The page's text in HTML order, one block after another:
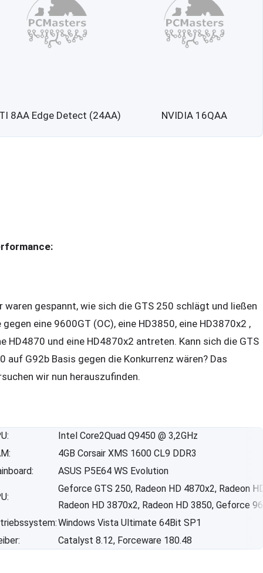
8AA Edge Detect (24AA) NVIDIA 16QAA
waren gespannt, wie sich die GTS 250 schlägt und ließen
gegen eine 9600GT (OC), eine HD3850, eine HD3870x2 ,
HD4870 und eine HD4870x2 antreten. Kann sich die GTS
auf G92b Basis gegen die Konkurrenz wären? Das
wir nun herauszufinden.
Intel Core2Quad Q9450 @ 3,2GHz
4GB Corsair XMS 1600 CL9 DDR3
ASUS P5E64 WS Evolution
Geforce GTS 250, Radeon HD 4870x2, Radeon
Radeon HD 3870x2, Radeon HD 3850, Geforce
Windows Vista Ultimate 64Bit SP1
Catalyst 8.12, Forceware 180.48